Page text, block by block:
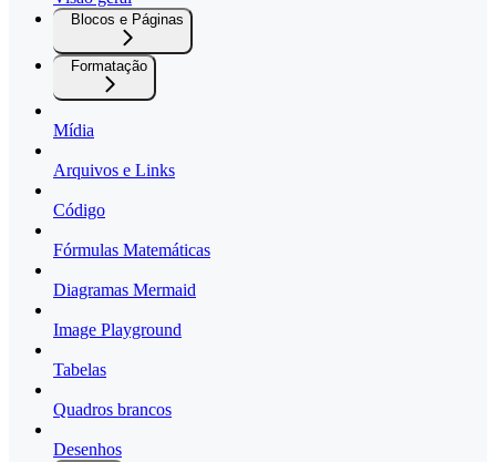
Blocos e Páginas
Formatação
Mídia
Arquivos e Links
Código
Fórmulas Matemáticas
Diagramas Mermaid
Image Playground
Tabelas
Quadros brancos
Desenhos